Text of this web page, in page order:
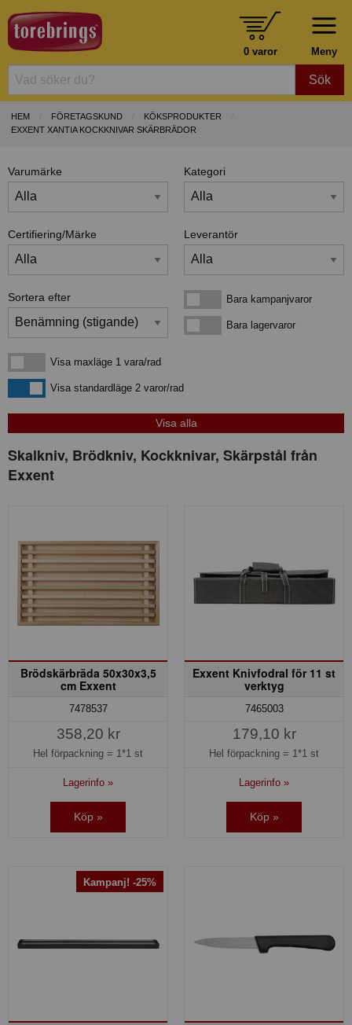
Meny
0 varor
Sök
HEM FÖRETAGSKUND
KÖKSPRODUKTER
EXXENT XANTIA KOCKKNIVAR SKÄRBRÄDOR
Varumärke Kategori
Certifiering/Märke Leverantör
Sortera efter Bara kampanjvarorBara kampanjvaror
Bara lagervarorBara lagervaror
Visa maxläge 1 vara/rad
Visa maxläge 1 vara/rad
Visa standardlägeVisa standardläge 2 varor/rad
Skalkniv, Brödkniv, Kockknivar, Skärpstål från
Exxent
Brödskärbräda 50x30x3,5
cm Exxent
7478537
358,20 kr
Hel förpackning = 1*1 st
Lagerinfo »
Köp »
Exxent Knivfodral för 11 st
verktyg
7465003
179,10 kr
Hel förpackning = 1*1 st
Lagerinfo »
Köp »
Kampanj! -25%